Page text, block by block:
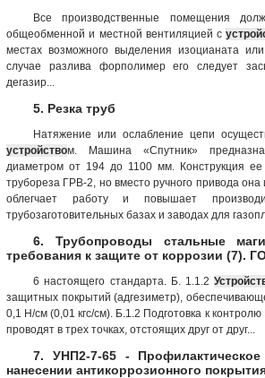
Все производственные помещения
общеобменной и местной вентиляцией с
местах возможного выделения изоцианата
случае разлива форполимер его следует
дегазир...
5. Резка труб
Натяжение или ослабление цепи
устройством. Машина «Спутник»
диаметром от 194 до 1100 мм. Конструкция ее
трубореза ГРВ-2, но вместо ручного привода она
облегчает работу и повышает
трубозаготовительных базах и заводах для
6. Трубопроводы стальные
требования к защите от коррозии (7).
6 настоящего стандарта. Б. 1.1.2
защитных покрытий (адгезиметр),
0,1 Н/см (0,01 кгс/см). Б.1.2 Подготовка к
проводят в трех точках, отстоящих друг от друг...
7. УНП2-7-65 -
нанесении антикоррозионного